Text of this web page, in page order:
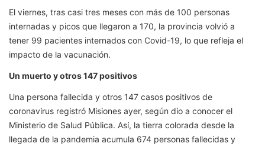
El viernes, tras casi tres meses con más de 100 personas
internadas y picos que llegaron a 170, la provincia volvió a
tener 99 pacientes internados con Covid-19, lo que refleja el
impacto de la vacunación.
Un muerto y otros 147 positivos
Una persona fallecida y otros 147 casos positivos de
coronavirus registró Misiones ayer, según dio a conocer el
Ministerio de Salud Pública. Así, la tierra colorada desde la
llegada de la pandemia acumula 674 personas fallecidas y